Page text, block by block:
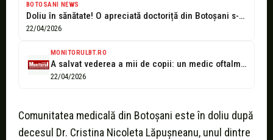
BOTOSANI NEWS
Doliu în sănătate! O apreciată doctoriță din Botoșani s-a stins din viață
22/04/2026
MONITORULBT.RO
A salvat vederea a mii de copii: un medic oftalmolog botoșănean s-a...
22/04/2026
Comunitatea medicală din Botoșani este în doliu după
decesul Dr. Cristina Nicoleta Lăpușneanu, unul dintre